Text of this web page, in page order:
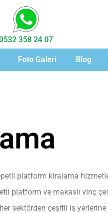
358 24 07
Foto Galeri Blog
platform kiralama
platform ve makaslı vinç
sektörden çeşitli iş yerlerine